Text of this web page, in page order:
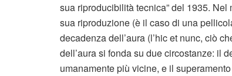
sua riproducibilità tecnica” del 1935.
sua riproduzione (è il caso di una
decadenza dell’aura (l’hic et nunc, ciò
dell’aura si fonda su due circostanze: il
umanamente più vicine, e il